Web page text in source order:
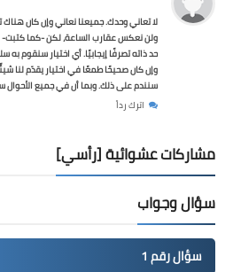
لا تعاني وحدك. جميعنا نعاني وإن كان
ولن نعكس عقارب الساعة، لكن -كما كتبت-
حد ذاته تصرفًا إيجابيًا. أي اختيار سنقوم به
وإن كان صحيحًا طمعًا في اختيار يقدّم لنا
سنندم على ذلك. وبما أن في جميع الأحوال
اترك رداً
مشاركات عشوائية [رأسي]
سؤال وجواب
سؤال رقم 1